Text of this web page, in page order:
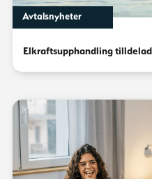
Avtalsnyheter
Elkraftsupphandling tilldelad